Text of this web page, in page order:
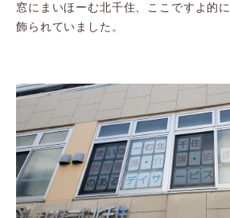
窓にまいほーむ北千住、ここですよ的に
飾られていました。